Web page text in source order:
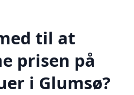
til at
prisen på
i Glumsø?